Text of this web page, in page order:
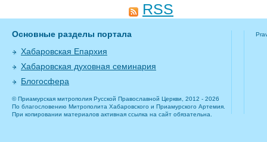
RSS
Основные разделы портала
Хабаровская Епархия
Хабаровская духовная семинария
Блогосфера
© Приамурская митрополия Русской Православной Церкви, 2012 - 2026
По благословению Митрополита Хабаровского и Приамурского Артемия.
При копировании материалов активная ссылка на сайт обязательна.